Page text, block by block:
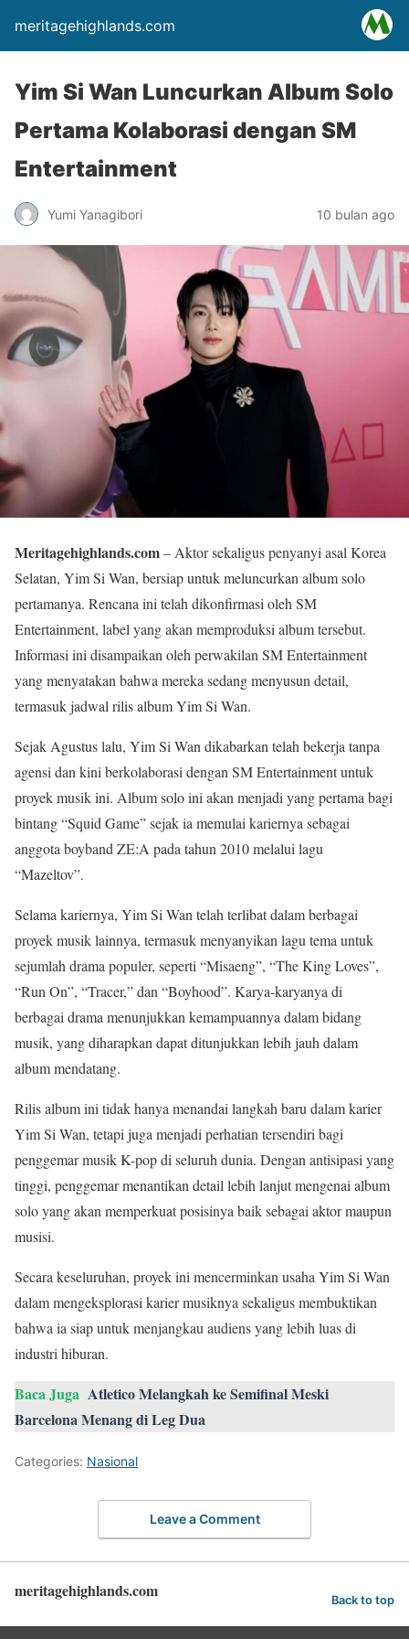
meritagehighlands.com
Yim Si Wan Luncurkan Album Solo
Pertama Kolaborasi dengan SM
Entertainment
Yumi Yanagibori 10 bulan ago
Meritagehighlands.com– Aktor sekaligus penyanyi asal Korea
Selatan, Yim Si Wan, bersiap untuk meluncurkan album solo
pertamanya. Rencana ini telah dikonfirmasi oleh SM
Entertainment, label yang akan memproduksi album tersebut.
Informasi ini disampaikan oleh perwakilan SM Entertainment
yang menyatakan bahwa mereka sedang menyusun detail,
termasuk jadwal rilis album Yim Si Wan.
Sejak Agustus lalu, Yim Si Wan dikabarkan telah bekerja tanpa
agensi dan kini berkolaborasi dengan SM Entertainment untuk
proyek musik ini. Album solo ini akan menjadi yang pertama bagi
bintang “Squid Game” sejak ia memulai kariernya sebagai
anggota boyband ZE:A pada tahun 2010 melalui lagu
“Mazeltov”.
Selama kariernya, Yim Si Wan telah terlibat dalam berbagai
proyek musik lainnya, termasuk menyanyikan lagu tema untuk
sejumlah drama populer, seperti “Misaeng”, “The King Loves”,
“Run On”, “Tracer,” dan “Boyhood”. Karya-karyanya di
berbagai drama menunjukkan kemampuannya dalam bidang
musik, yang diharapkan dapat ditunjukkan lebih jauh dalam
album mendatang.
Rilis album ini tidak hanya menandai langkah baru dalam karier
Yim Si Wan, tetapi juga menjadi perhatian tersendiri bagi
penggemar musik K-pop di seluruh dunia. Dengan antisipasi yang
tinggi, penggemar menantikan detail lebih lanjut mengenai album
solo yang akan memperkuat posisinya baik sebagai aktor maupun
musisi.
Secara keseluruhan, proyek ini mencerminkan usaha Yim Si Wan
dalam mengeksplorasi karier musiknya sekaligus membuktikan
bahwa ia siap untuk menjangkau audiens yang lebih luas di
industri hiburan.
Baca Juga Atletico Melangkah ke Semifinal Meski
Barcelona Menang di Leg Dua
Categories: Nasional
Leave a Comment
meritagehighlands.com Back to top